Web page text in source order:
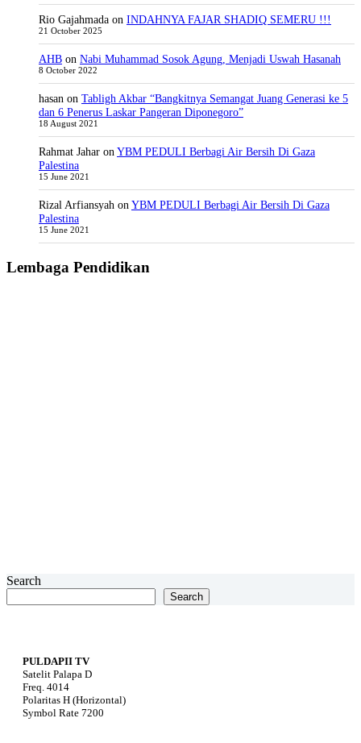
Rio Gajahmada on INDAHNYA FAJAR SHADIQ SEMERU !!!
21 October 2025
AHB on Nabi Muhammad Sosok Agung, Menjadi Uswah Hasanah
8 October 2022
hasan on Tabligh Akbar “Bangkitnya Semangat Juang Generasi ke 5
dan 6 Penerus Laskar Pangeran Diponegoro”
18 August 2021
Rahmat Jahar onYBM PEDULI Berbagi Air Bersih Di Gaza
Palestina
15 June 2021
Rizal Arfiansyah onYBM PEDULI Berbagi Air Bersih Di Gaza
Palestina
15 June 2021
Lembaga Pendidikan
Search
Search
PULDAPII TV
Satelit Palapa D
Freq. 4014
Polaritas H (Horizontal)
Symbol Rate 7200